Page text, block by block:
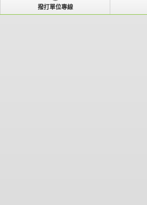
撥打單位專線